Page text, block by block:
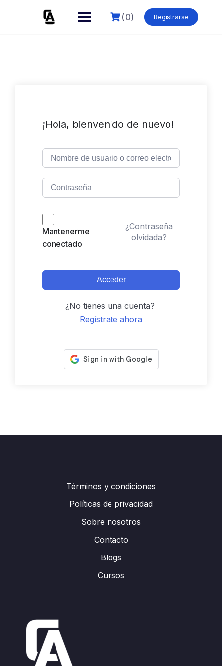
(0) Registrarse
¡Hola, bienvenido de nuevo!
Mantenerme
conectado
¿Contraseña
olvidada?
Acceder
¿No tienes una cuenta?
Regístrate ahora
Términos y condiciones
Políticas de privacidad
Sobre nosotros
Contacto
Blogs
Cursos